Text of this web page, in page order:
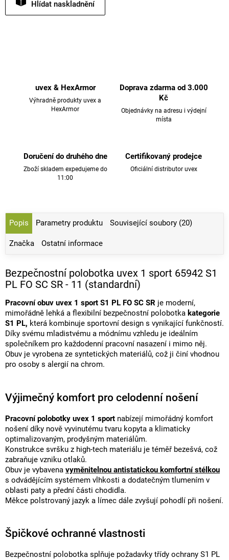
Hlídat
uvex & HexArmor
Výhradně produkty uvex a
HexArmor
Doprava zdarma od 3.000
Kč
Objednávky na adresu i výdejní
místa
Doručení do druhého dne
Zboží skladem expedujeme do
11:00
Certifikovaný prodejce
Oficiální distributor uvex
Popis Parametry produktu Související soubory (20)
Značka Ostatní informace
Bezpečnostní polobotka uvex 1 sport 65942 S1
PL FO SC SR - 11 (standardní)
Pracovní obuv uvex 1 sport S1 PL FO SC SR je moderní,
mimořádně lehká a flexibilní bezpečnostní polobotka kategorie
S1 PL, která kombinuje sportovní design s vynikající funkčností.
Díky svému mladistvému a módnímu vzhledu je ideálním
společníkem pro každodenní pracovní nasazení i mimo něj.
Obuv je vyrobena ze syntetických materiálů, což ji činí vhodnou
pro osoby s alergií na chrom.
Výjimečný komfort pro celodenní nošení
Pracovní polobotky uvex 1 sport nabízejí mimořádný komfort
nošení díky nově vyvinutému tvaru kopyta a klimaticky
optimalizovaným, prodyšným materiálům.
Konstrukce svršku z high-tech materiálu je téměř bezešvá, což
zabraňuje vzniku otlaků.
Obuv je vybavena vyměnitelnou antistatickou komfortní stélkou
s odvádějícím systémem vlhkosti a dodatečným tlumením v
oblasti paty a přední části chodidla.
Měkce polstrovaný jazyk a límec dále zvyšují pohodlí při nošení.
Špičkové ochranné vlastnosti
Bezpečnostní polobotka splňuje požadavky třídy ochrany S1 PL